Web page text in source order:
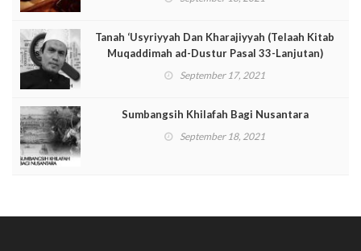
Tanah ‘Usyriyyah Dan Kharajiyyah (Telaah Kitab
Muqaddimah ad-Dustur Pasal 33-Lanjutan)
September 17, 2021
Sumbangsih Khilafah Bagi Nusantara
September 18, 2021